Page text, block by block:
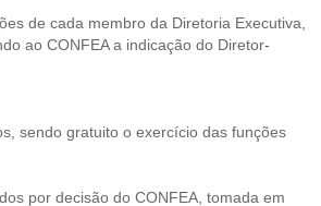
de cada membro da Diretoria Executiva,
ao CONFEA a indicação do Diretor-
sendo gratuito o exercício das funções
por decisão do CONFEA, tomada em